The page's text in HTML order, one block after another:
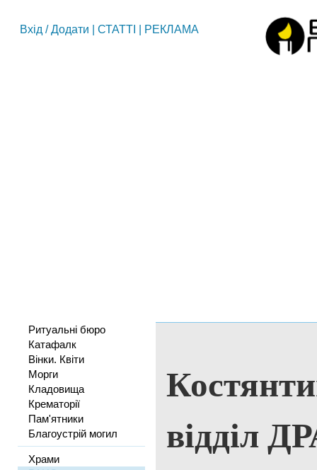
Вхід /Додати СТАТТІ РЕКЛАМА
Ритуальні бюро
Катафалк
Вінки. Квіти
Морги
Кладовища
Крематорії
Пам'ятники
Благоустрій могил
Храми
відділ